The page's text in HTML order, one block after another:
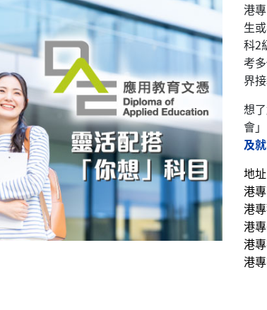
港
生
科2
考
界
想
會」
及
地址
港
港
港
港
港